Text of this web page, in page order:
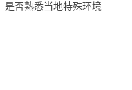
是否熟悉当地特殊环境